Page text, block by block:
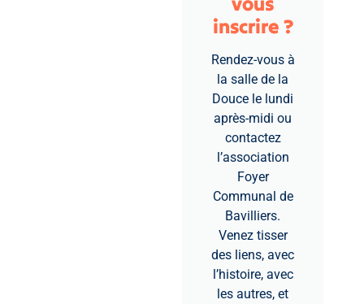
inscrire ?
Rendez-vous à
la salle de la
Douce le lundi
après-midi ou
contactez
l’association
Foyer
Communal de
Bavilliers.
Venez tisser
des liens, avec
l’histoire, avec
les autres, et